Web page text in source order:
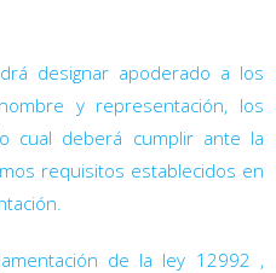
designar apoderado a los
y representación, los
cual deberá cumplir ante la
requisitos establecidos en
de la ley 12992 ,